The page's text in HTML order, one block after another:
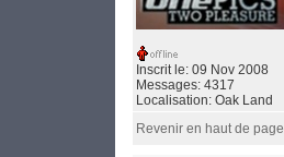
Inscrit le: 09 Nov 2008
Messages: 4317
Localisation: Oak Land
Revenir en haut de page